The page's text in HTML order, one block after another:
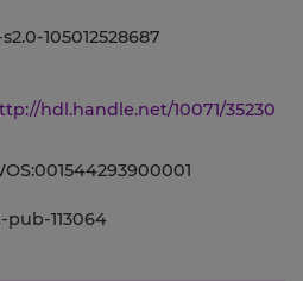
105012528687
hdl.handle.net/10071/35230
pub-113064